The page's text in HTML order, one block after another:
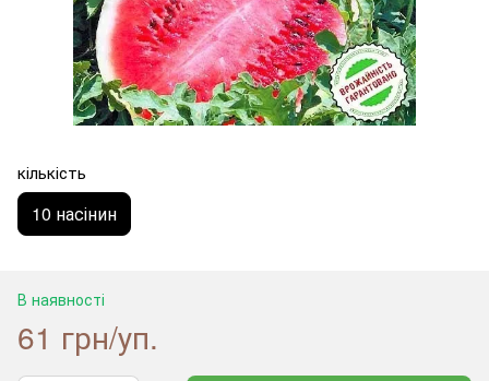
кількість
10 насінин
В наявності
61 грн/уп.